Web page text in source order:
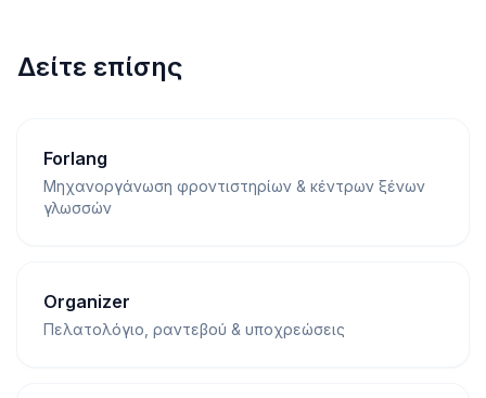
Δείτε επίσης
Forlang
Μηχανοργάνωση φροντιστηρίων & κέντρων ξένων
γλωσσών
Organizer
Πελατολόγιο, ραντεβού & υποχρεώσεις